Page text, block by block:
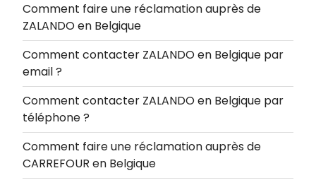
Comment faire une réclamation auprès de
ZALANDO en Belgique
Comment contacter ZALANDO en Belgique par
email ?
Comment contacter ZALANDO en Belgique par
téléphone ?
Comment faire une réclamation auprès de
CARREFOUR en Belgique